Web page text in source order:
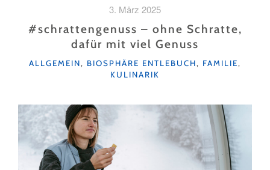
BIOSPHÄRE
3. März 2025
#schrattengenuss – ohne Schratte,
dafür mit viel Genuss
KATEGORIEN
ALLGEMEIN, BIOSPHÄRE ENTLEBUCH, FAMILIE,
KULINARIK